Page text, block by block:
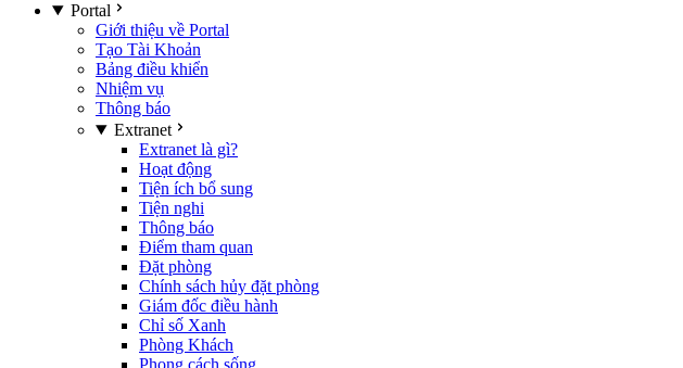
Portal
Giới thiệu về Portal
Tạo Tài Khoản
Bảng điều khiển
Nhiệm vụ
Thông báo
Extranet
Extranet là gì?
Hoạt động
Tiện ích bổ sung
Tiện nghi
Thông báo
Điểm tham quan
Đặt phòng
Chính sách hủy đặt phòng
Giám đốc điều hành
Chỉ số Xanh
Phòng Khách
Phong cách sống